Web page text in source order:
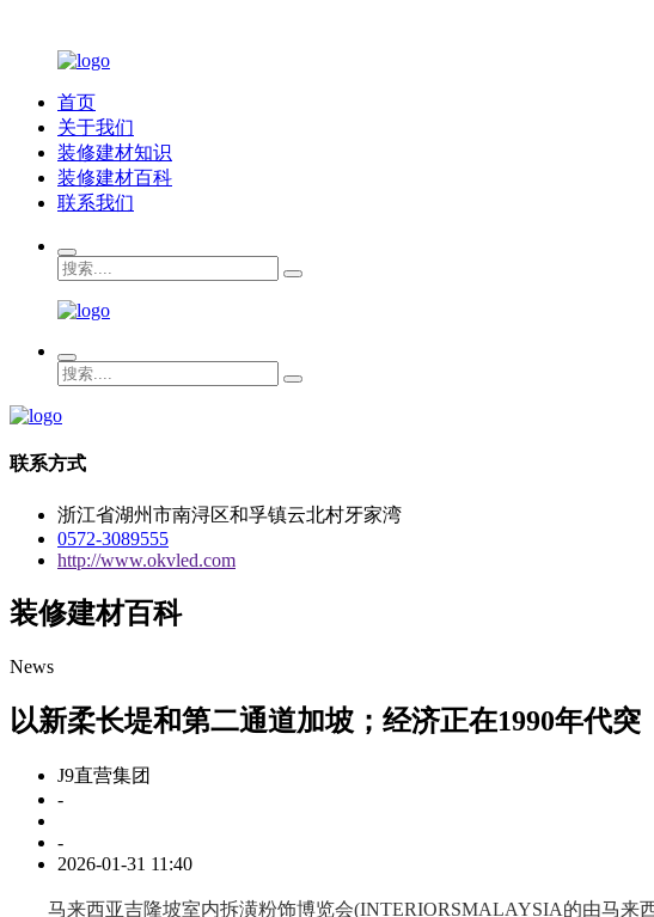
首页
关于我们
装修建材知识
装修建材百科
联系我们
联系方式
浙江省湖州市南浔区和孚镇云北村牙家湾
0572-3089555
http://www.okvled.com
装修建材百科
News
以新柔长堤和第二通道加坡；经济正在1990年代突
J9直营集团
-
-
2026-01-31 11:40
马来西亚吉隆坡室内拆潢粉饰博览会(INTERIORSMALAYSIA的由马来